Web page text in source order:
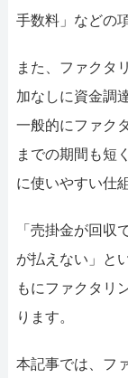
手数料」などの
また、ファクタ
加なしに資金調
一般的にファク
までの期間も短
に使いやすい仕
「売掛金が回収
が払えない」と
もにファクタリ
ります。
本記事では、フ